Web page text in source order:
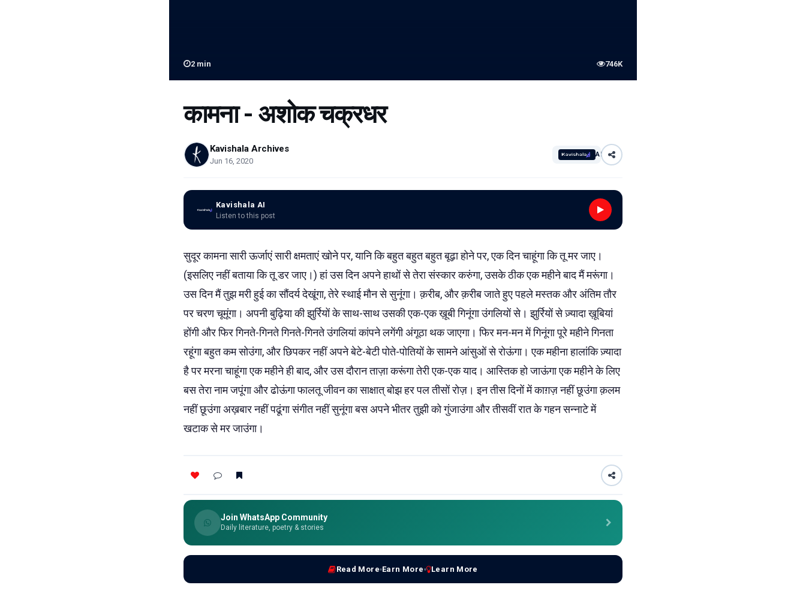
2 min 746K
कामना - अशोक चक्रधर
Kavishala Archives
Jun 16, 2020
AI
Kavishala AI
Listen to this post
सुदूर कामना सारी ऊर्जाएं सारी क्षमताएं खोने पर, यानि कि बहुत बहुत बहुत बूढ़ा होने पर, एक दिन चाहूंगा कि तू मर जाए।
(इसलिए नहीं बताया कि तू डर जाए।) हां उस दिन अपने हाथों से तेरा संस्कार करुंगा, उसके ठीक एक महीने बाद मैं मरूंगा।
उस दिन मैं तुझ मरी हुई का सौंदर्य देखूंगा, तेरे स्थाई मौन से सुनूंगा। क़रीब, और क़रीब जाते हुए पहले मस्तक और अंतिम तौर
पर चरण चूमूंगा। अपनी बुढ़िया की झुर्रियों के साथ-साथ उसकी एक-एक ख़ूबी गिनूंगा उंगलियों से। झुर्रियों से ज़्यादा ख़ूबियां
होंगी और फिर गिनते-गिनते गिनते-गिनते उंगलियां कांपने लगेंगी अंगूठा थक जाएगा। फिर मन-मन में गिनूंगा पूरे महीने गिनता
रहूंगा बहुत कम सोउंगा, और छिपकर नहीं अपने बेटे-बेटी पोते-पोतियों के सामने आंसुओं से रोऊंगा। एक महीना हालांकि ज़्यादा
है पर मरना चाहूंगा एक महीने ही बाद, और उस दौरान ताज़ा करूंगा तेरी एक-एक याद। आस्तिक हो जाऊंगा एक महीने के लिए
बस तेरा नाम जपूंगा और ढोऊंगा फालतू जीवन का साक्षात् बोझ हर पल तीसों रोज़। इन तीस दिनों में काग़ज़ नहीं छूउंगा क़लम
नहीं छूउंगा अख़बार नहीं पढूंगा संगीत नहीं सुनूंगा बस अपने भीतर तुझी को गुंजाउंगा और तीसवीं रात के गहन सन्नाटे में
खटाक से मर जाउंगा।
Join WhatsApp Community
Daily literature, poetry & stories
Read More Earn More Learn More